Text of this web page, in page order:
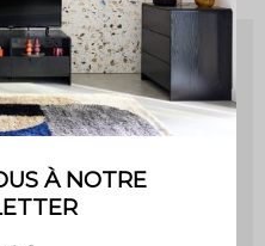
BON PLAN-25%